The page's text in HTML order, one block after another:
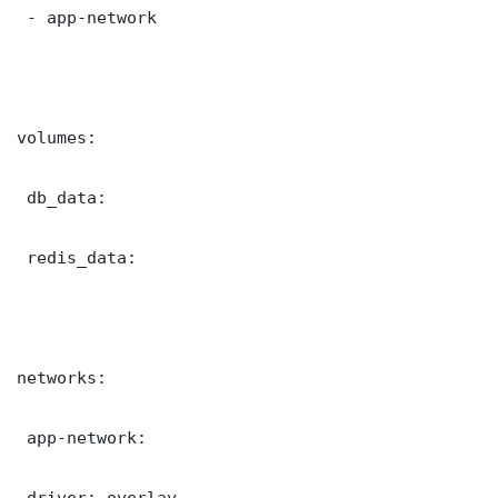
- app-network
volumes:
db_data:
redis_data:
networks:
app-network: